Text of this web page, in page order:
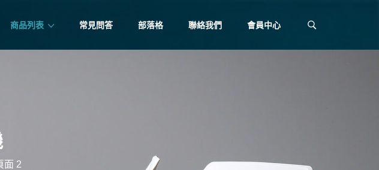
商品列表 常見問答 部落格 聯絡我們 會員中心
面 2